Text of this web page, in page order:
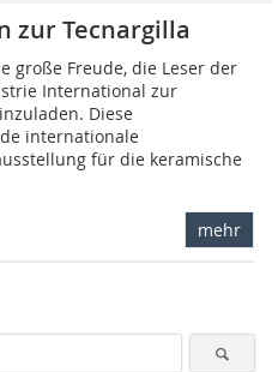
zur Tecnargilla
große Freude, die Leser der
International zur
Diese
internationale
für die keramische
mehr